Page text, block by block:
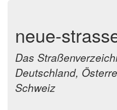
neue-
Das
Deutschland,
Schweiz